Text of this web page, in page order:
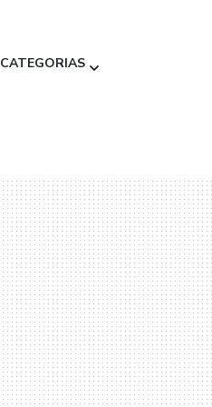
CATEGORIAS
Beleza
Decoração
Gastronomia
Moda
Variedades
Viagem